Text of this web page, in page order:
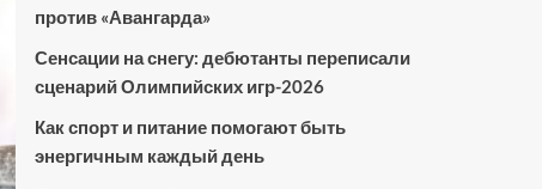
против «Авангарда»
Сенсации на снегу: дебютанты переписали
сценарий Олимпийских игр-2026
Как спорт и питание помогают быть
энергичным каждый день